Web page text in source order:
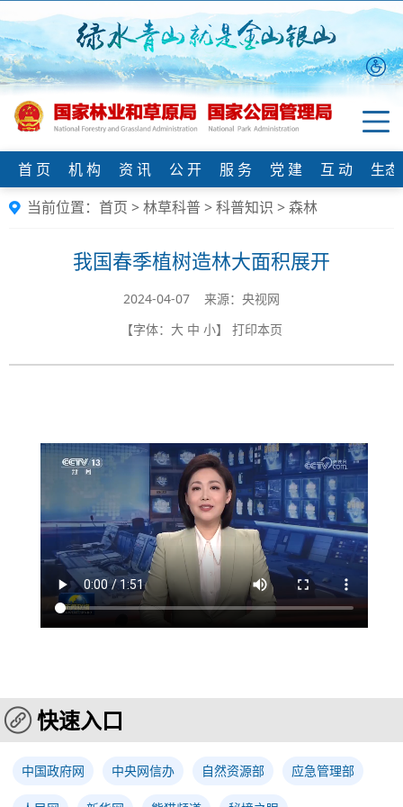
首 页 机 构 资 讯 公 开 服 务 党 建 互 动
生
当前位置： 首页 >林草科普>科普知识 >森林
我国春季植树造林大面积展开
2024-04-07 来源：央视网
【字体： 大 中 小】 打印本页
快速入口
中国政府网 中央网信办 自然资源部 应急管理部